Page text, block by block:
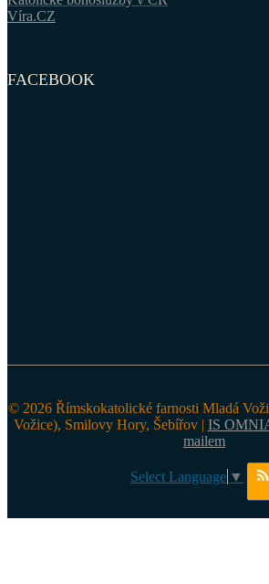
Víra.CZ
FACEBOOK
© 2026 Římskokatolické farnosti Mladá
Vožice), Smilovy Hory, Šebířov | IS
mailem
Select Language ▼